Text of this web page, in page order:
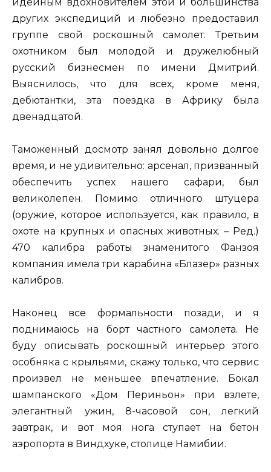
других экспедиций и любезно предоставил
группе свой роскошный самолет. Третьим
охотником был молодой и дружелюбный
русский бизнесмен по имени Дмитрий.
Выяснилось, что для всех, кроме меня,
дебютантки, эта поездка в Африку была
двенадцатой.
Таможенный досмотр занял довольно долгое
время, и не удивительно: арсенал, призванный
обеспечить успех нашего сафари, был
великолепен. Помимо отличного штуцера
(оружие, которое используется, как правило, в
охоте на крупных и опасных животных. – Ред.)
470 калибра работы знаменитого Фанзоя
компания имела три карабина «Блазер» разных
калибров.
Наконец все формальности позади, и я
поднимаюсь на борт частного самолета. Не
буду описывать роскошный интерьер этого
особняка с крыльями, скажу только, что сервис
произвел не меньшее впечатление. Бокал
шампанского «Дом Периньон» при взлете,
элегантный ужин, 8-часовой сон, легкий
завтрак, и вот моя нога ступает на бетон
аэропорта в Виндхуке, столице Намибии.